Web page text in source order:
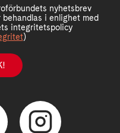
nyhetsbrev
i enlighet med
integritetspolicy
)